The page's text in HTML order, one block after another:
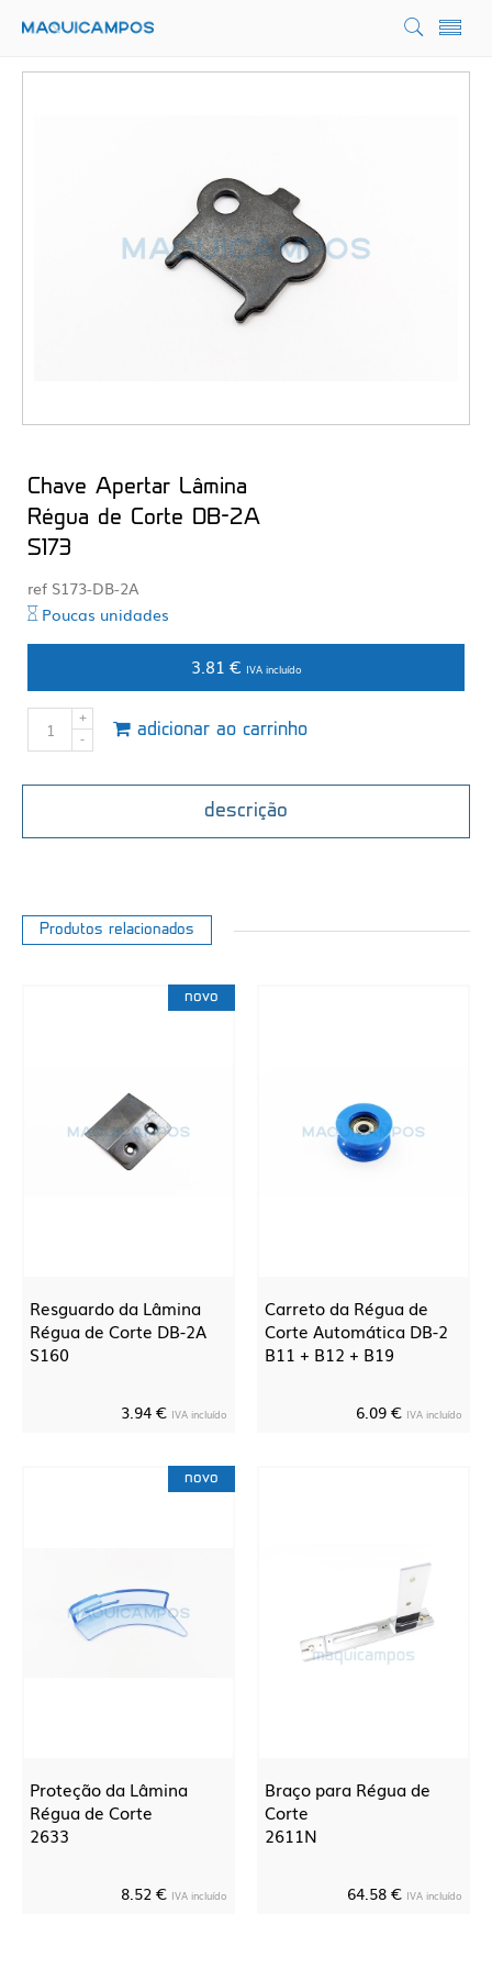
Chave Apertar Lâmina
Régua de Corte DB-2A
S173
ref S173-DB-2A
Poucas unidades
3.81 € IVA incluído
adicionar ao carrinho
descrição
Produtos relacionados
novo
Resguardo da Lâmina
Régua de Corte DB-2A
S160
3.94 € IVA incluído
Carreto da Régua de
Corte Automática DB-2
B11 + B12 + B19
6.09 € IVA incluído
novo
Proteção da Lâmina
Régua de Corte
2633
8.52 € IVA incluído
Braço para Régua de
Corte
2611N
64.58 € IVA incluído